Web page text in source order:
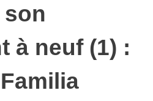
son
à neuf (1) :